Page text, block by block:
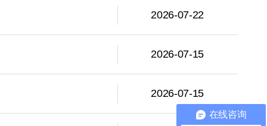
2026-07-22
2026-07-15
2026-07-15
在线咨询